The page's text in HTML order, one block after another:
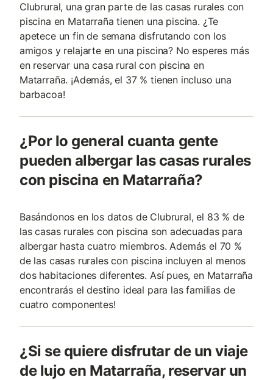
Clubrural, una gran parte de las casas rurales con
piscina en Matarraña tienen una piscina. ¿Te
apetece un fin de semana disfrutando con los
amigos y relajarte en una piscina? No esperes más
en reservar una casa rural con piscina en
Matarraña. ¡Además, el 37 % tienen incluso una
barbacoa!
¿Por lo general cuanta gente
pueden albergar las casas rurales
con piscina en Matarraña?
Basándonos en los datos de Clubrural, el 83 % de
las casas rurales con piscina son adecuadas para
albergar hasta cuatro miembros. Además el 70 %
de las casas rurales con piscina incluyen al menos
dos habitaciones diferentes. Así pues, en Matarraña
encontrarás el destino ideal para las familias de
cuatro componentes!
¿Si se quiere disfrutar de un viaje
de lujo en Matarraña, reservar un